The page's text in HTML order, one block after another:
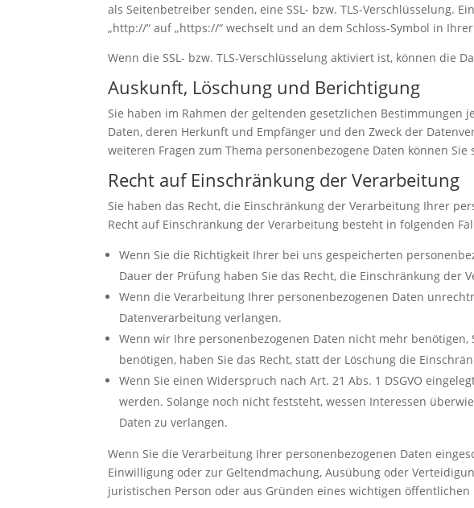
als Seitenbetreiber senden, eine SSL- bzw. TLS-Verschlüsselung.
„http://“ auf „https://“ wechselt und an dem Schloss-Symbol in
Wenn die SSL- bzw. TLS-Verschlüsselung aktiviert ist, können die
Auskunft, Löschung und Berichtigung
Sie haben im Rahmen der geltenden gesetzlichen
Daten, deren Herkunft und Empfänger und den Zweck der
weiteren Fragen zum Thema personenbezogene Daten können
Recht auf Einschränkung der Verarbeitung
Sie haben das Recht, die Einschränkung der Verarbeitung Ihrer
Recht auf Einschränkung der Verarbeitung besteht in folgenden
Wenn Sie die Richtigkeit Ihrer bei uns gespeicherten
Dauer der Prüfung haben Sie das Recht, die Einschränkung
Wenn die Verarbeitung Ihrer personenbezogenen Daten
Datenverarbeitung verlangen.
Wenn wir Ihre personenbezogenen Daten nicht mehr
benötigen, haben Sie das Recht, statt der Löschung die
Wenn Sie einen Widerspruch nach Art. 21 Abs. 1 DSGVO
werden. Solange noch nicht feststeht, wessen Interessen
Daten zu verlangen.
Wenn Sie die Verarbeitung Ihrer personenbezogenen Daten
Einwilligung oder zur Geltendmachung, Ausübung oder
juristischen Person oder aus Gründen eines wichtigen